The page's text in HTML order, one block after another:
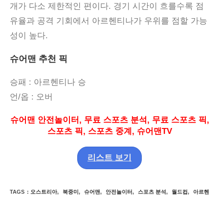
개가 다소 제한적인 편이다. 경기 시간이 흐를수록 점
유율과 공격 기회에서 아르헨티나가 우위를 점할 가능
성이 높다.
슈어맨 추천 픽
승패 : 아르헨티나 승
언/옵 : 오버
슈어맨 안전놀이터 , 무료 스포츠 분석, 무료 스포츠 픽,
스포츠 픽, 스포츠 중계 , 슈어맨TV
리스트 보기
TAGS : 오스트리아, 북중미, 슈어맨, 안전놀이터, 스포츠 분석, 월드컵, 아르헨